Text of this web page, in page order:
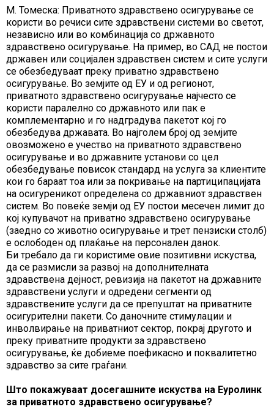
М. Томеска: Приватното здравствено осигурување се
користи во речиси сите здравствени системи во светот,
независно или во комбинација со државното
здравствено осигурување. На пример, во САД не постои
државен или социјален здравствен систем и сите услуги
се обезбедуваат преку приватно здравствено
осигурување. Во земјите од ЕУ и од регионот,
приватното здравствено осигурување најчесто се
користи паралелно со државното или пак е
комплементарно и го надградува пакетот кој го
обезбедува државата. Во најголем број од земјите
овозможено е учество на приватното здравствено
осигурување и во државните установи со цел
обезбедување повисок стандард на услуга за клиентите
кои го бараат тоа или за покривање на партиципацијата
на осигуреникот определена со државниот здравствен
систем. Во повеќе земји од ЕУ постои месечен лимит до
кој купувачот на приватно здравствено осигурување
(заедно со животно осигурување и трет пензиски столб)
е ослободен од плаќање на персонален данок.
Би требало да ги користиме овие позитивни искуства,
да се размисли за развој на дополнителната
здравствена дејност, ревизија на пакетот на државните
здравствени услуги и одредени сегменти од
здравствените услуги да се препуштат на приватните
осигурителни пакети. Со даночните стимулации и
инволвирање на приватниот сектор, покрај другото и
преку приватните продукти за здравствено
осигурување, ќе добиеме поефикасно и поквалитетно
здравство за сите граѓани.
Што покажуваат досегашните искуства на Еуролинк
за приватното здравствено осигурување?